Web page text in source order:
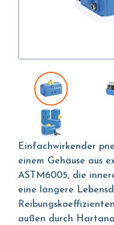
Einfachwirkender
einem Gehäuse aus
ASTM6005, die
eine längere
außen durch